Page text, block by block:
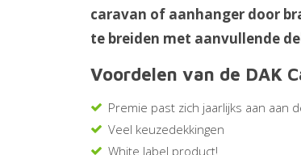
caravan of aanhanger door
te breiden met aanvullende
Voordelen van de DAK
Premie past zich jaarlijks aan aan
Veel keuzedekkingen
White label product!